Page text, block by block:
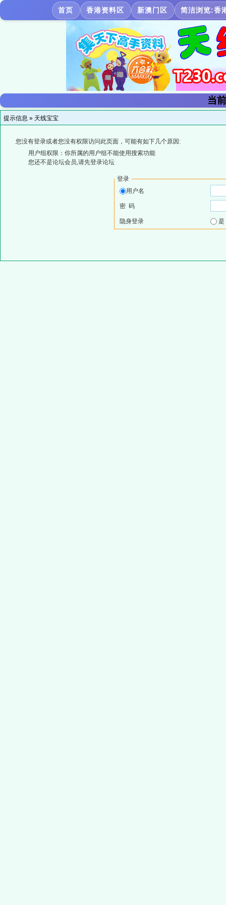
首页 香港资料区 新澳门区 简洁浏览:香
当
提示信息 » 天线宝宝
您没有登录或者您没有权限访问此页面，可能有如下几个原因:
用户组权限：你所属的用户组不能使用搜索功能
您还不是论坛会员,请先登录论坛
登录
用户名
密 码
隐身登录